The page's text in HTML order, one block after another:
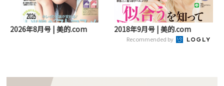
2026年8月号 | 美的.com 2018年9月号 | 美的.com
Recommended by